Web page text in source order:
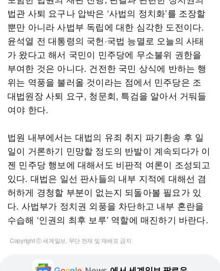
법관 사퇴 요구나 압박은 ‘사법의 정치화’를 조장할
뿐만 아니라 사법부 독립에 대한 심각한 도전이다.
윤석열 전 대통령의 국헌·국법 능멸로 오늘의 사태
가 왔다고 해서 국민이 민주당에 무소불위 권한을
부여한 것은 아니다. 건전한 국민 상식에 반하는 행
위는 역풍을 불러올 것이라는 점에서 민주당은 조
대법원장 사퇴 요구, 청문회, 특검을 알아서 거둬들
여야 한다.
법원 내부에서는 대법의 유죄 취지 파기환송 후 일
일이 거론하기 민망할 정도의 반발이 계속되다가 이
젠 민주당 행보에 대해서도 비판적 여론이 조성되고
있다. 대법은 일선 판사들의 내부 지적에 대해선 겸
허하게 경청할 부분이 없는지 되돌아볼 필요가 있
다. 사법부가 정치권 외풍을 차단하고 내부 혼란을
수습해 ‘인권의 최후 보루’ 역할에 매진하기 바란다.
Copyright ⓒ 세계일보. 무단 전재 및 재배포 금지